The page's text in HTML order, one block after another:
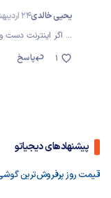
یحیی خالدی24 اردیبهشت 1394
... اگر اینترنت دست
پاسخ
1
پیشنهادهای دیجیاتو
قیمت روز پرفروش‌ترین گوشی‌های بازار